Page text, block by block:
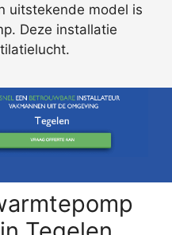
uitstekende model is
Deze installatie